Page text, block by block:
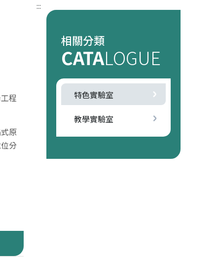
程
原
分
:::
相關分類
CATALOGUE
特色實驗室
教學實驗室